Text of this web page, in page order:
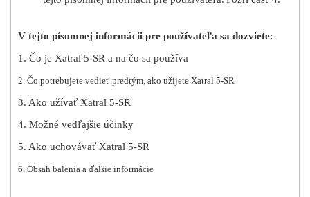
V tejto písomnej informácii pre používateľa sa dozviete:
1. Čo je Xatral 5-SR a na čo sa používa
2. Čo potrebujete vedieť predtým, ako užijete Xatral 5-SR
3. Ako užívať Xatral 5-SR
4. Možné vedľajšie účinky
5. Ako uchovávať Xatral 5-SR
6. Obsah balenia a ďalšie informácie